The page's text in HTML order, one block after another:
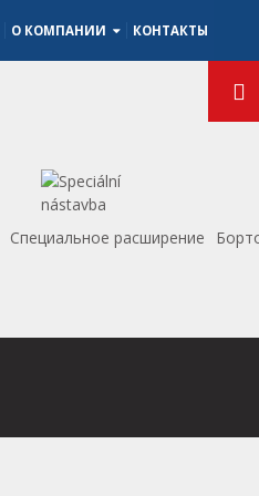
О КОМПАНИИ КОНТАКТЫ
поиск
Специальное расширение